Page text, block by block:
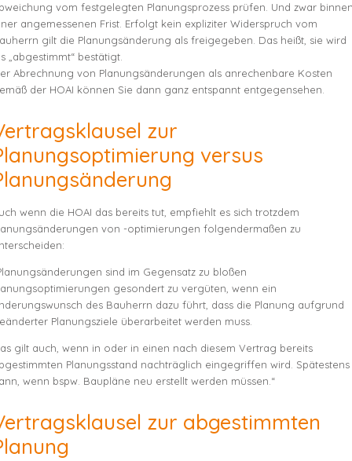
vom festgelegten Planungsprozess prüfen. Und zwar
angemessenen Frist. Erfolgt kein expliziter Widerspruch vom
gilt die Planungsänderung als freigegeben. Das heißt, sie wird
„abgestimmt“ bestätigt.
Abrechnung von Planungsänderungen als anrechenbare Kosten
der HOAI können Sie dann ganz entspannt entgegensehen.
zur
versus
wenn die HOAI das bereits tut, empfiehlt es sich trotzdem
von -optimierungen folgendermaßen zu
sind im Gegensatz zu bloßen
gesondert zu vergüten, wenn ein
des Bauherrn dazu führt, dass die Planung aufgrund
Planungsziele überarbeitet werden muss.
gilt auch, wenn in oder in einen nach diesem Vertrag bereits
Planungsstand nachträglich eingegriffen wird. Spätestens
wenn bspw. Baupläne neu erstellt werden müssen.“
zur abgestimmten